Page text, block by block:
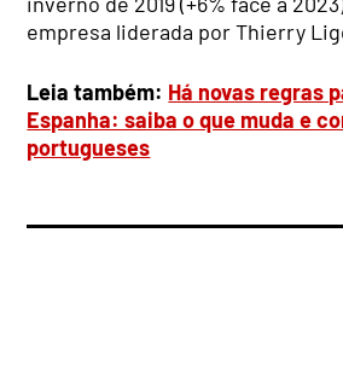
empresa liderada por Thierry
Leia também: Há novas regras
Espanha: saiba o que muda e
portugueses